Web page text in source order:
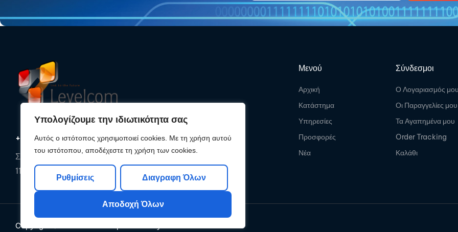
Υπολογίζουμε την ιδιωτικότητα σας
Αυτός ο ιστότοπος χρησιμοποιεί cookies. Με τη χρήση αυτού
του ιστότοπου, αποδέχεστε τη χρήση των cookies.
Ρυθμίσεις Διαγραφη Όλων
Αποδοχή Όλων
+30 210 25 33 620
Συρακουσών 85, Αθήνα,
11142, Αττική
Μενού
Αρχική
Κατάστημα
Υπηρεσίες
Προσφορές
Νέα
Σύνδεσμοι
Ο Λογαριασμός μου
Οι Παραγγελίες μου
Τα Αγαπημένα μου
Order Tracking
Καλάθι
Copyright © 2026